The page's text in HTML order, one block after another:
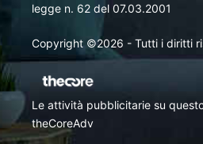
legge n. 62 del 07.03.2001
Copyright ©2026 - Tutti i diritti
Le attività pubblicitarie su
theCoreAdv